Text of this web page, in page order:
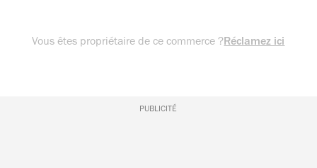
Vous êtes propriétaire de ce commerce ?Réclamez ici
PUBLICITÉ